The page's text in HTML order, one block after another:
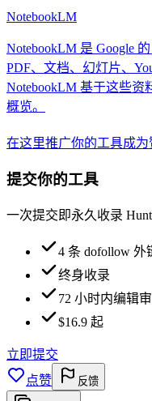
NotebookLM
NotebookLM 是 Google
PDF、文档、幻灯片、
NotebookLM 基于这些资
概览。
在这里推广你的工具成为
提交你的工具
一次提交即永久收录
4 条 dofollow 外
终身收录
72 小时内编辑
$16.9 起
立即提交
点赞
反馈